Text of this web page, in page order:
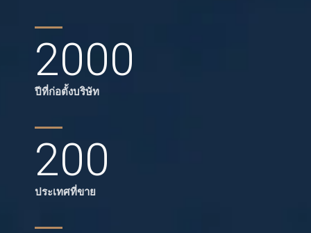
2000
ปีที่ก่อตั้งบริษัท
200
ประเทศที่ขาย